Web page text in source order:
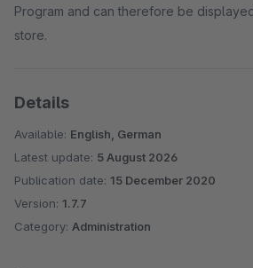
Program and can therefore be
store.
Details
Available: English, German
Latest update: 5 August 2026
Publication date: 15 December 2020
Version: 1.7.7
Category: Administration